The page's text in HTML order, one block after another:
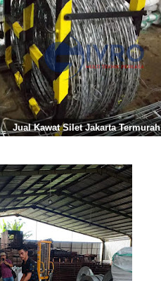
Jual Kawat Silet Jakarta Termurah